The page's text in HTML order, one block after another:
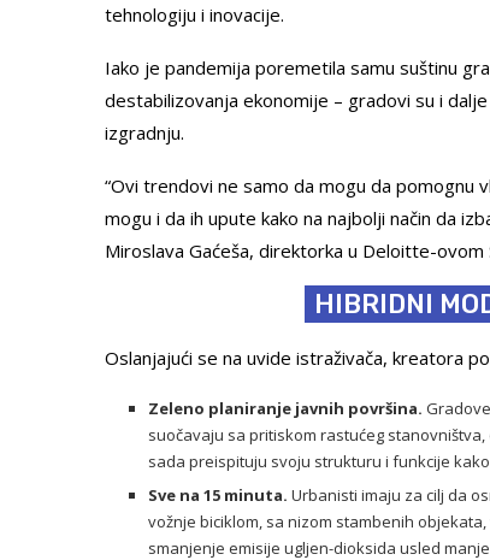
tehnologiju i inovacije.
Iako je pandemija poremetila samu suštinu
destabilizovanja ekonomije – gradovi su i
izgradnju.
“Ovi trendovi ne samo da mogu da
mogu i da ih upute kako na najbolji način da
Miroslava Gaćeša, direktorka u Deloitte-ovom
HIBRIDNI
Oslanjajući se na uvide istraživača, kreatora
Zeleno planiranje javnih površina.
suočavaju sa pritiskom rastućeg
sada preispituju svoju strukturu i funkcije
Sve na 15 minuta. Urbanisti imaju za cilj da
vožnje biciklom, sa nizom stambenih
smanjenje emisije ugljen-dioksida usled